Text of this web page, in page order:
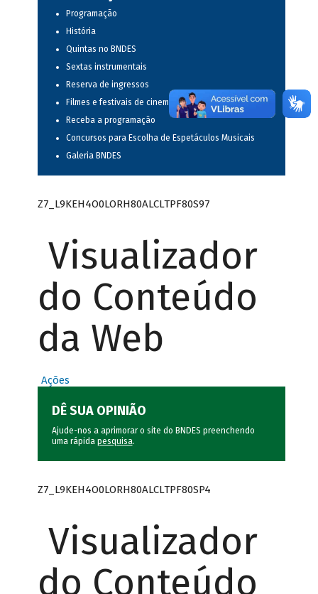
Programação
História
Quintas no BNDES
Sextas instrumentais
Reserva de ingressos
Filmes e festivais de cinema
Receba a programação
Concursos para Escolha de Espetáculos Musicais
Galeria BNDES
Z7_L9KEH4O0LORH80ALCLTPF80S97
Visualizador
do Conteúdo
da Web
Ações
DÊ SUA OPINIÃO
Ajude-nos a aprimorar o site do BNDES preenchendo
uma rápida pesquisa.
Z7_L9KEH4O0LORH80ALCLTPF80SP4
Visualizador
do Conteúdo